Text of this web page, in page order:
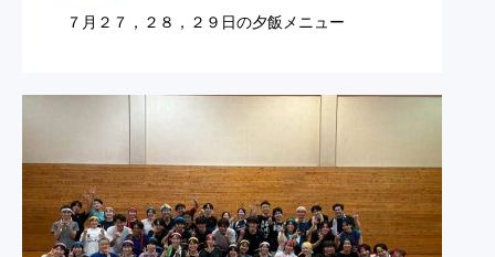
７月２７，２８，２９日の夕飯メニュー